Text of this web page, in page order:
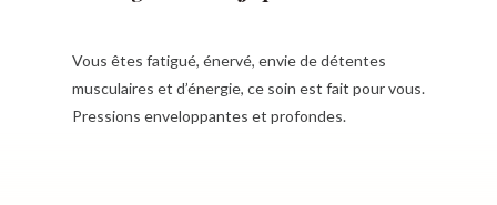
Vous êtes fatigué, énervé, envie de détentes
musculaires et d’énergie, ce soin est fait pour vous.
Pressions enveloppantes et profondes.